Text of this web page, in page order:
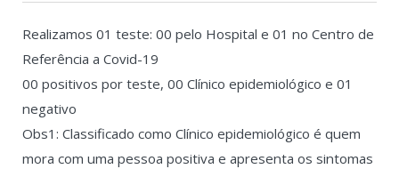
Realizamos 01 teste: 00 pelo Hospital e 01 no Centro de
Referência a Covid-19
00 positivos por teste, 00 Clínico epidemiológico e 01
negativo
Obs1: Classificado como Clínico epidemiológico é quem
mora com uma pessoa positiva e apresenta os sintomas